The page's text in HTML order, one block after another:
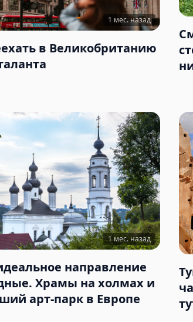
1 мес. назад
в Великобританию
1 мес. назад
направление
Храмы на холмах и
арт-парк в Европе